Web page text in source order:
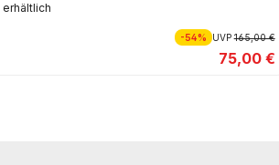
-54% UVP165,00 €
75,00 €